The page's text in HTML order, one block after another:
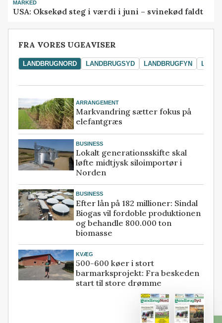
MARKED
USA: Oksekød steg i værdi i juni – svinekød faldt
FRA VORES UGEAVISER
LANDBRUGNORD LANDBRUGSYD LANDBRUGFYN
ARRANGEMENT
Markvandring sætter fokus på
elefantgræs
BUSINESS
Lokalt generationsskifte skal
løfte midtjysk siloimportør i
Norden
BUSINESS
Efter lån på 182 millioner: Sindal
Biogas vil fordoble produktionen
og behandle 800.000 ton
biomasse
KVÆG
500-600 køer i stort
barmarksprojekt: Fra beskeden
start til store drømme